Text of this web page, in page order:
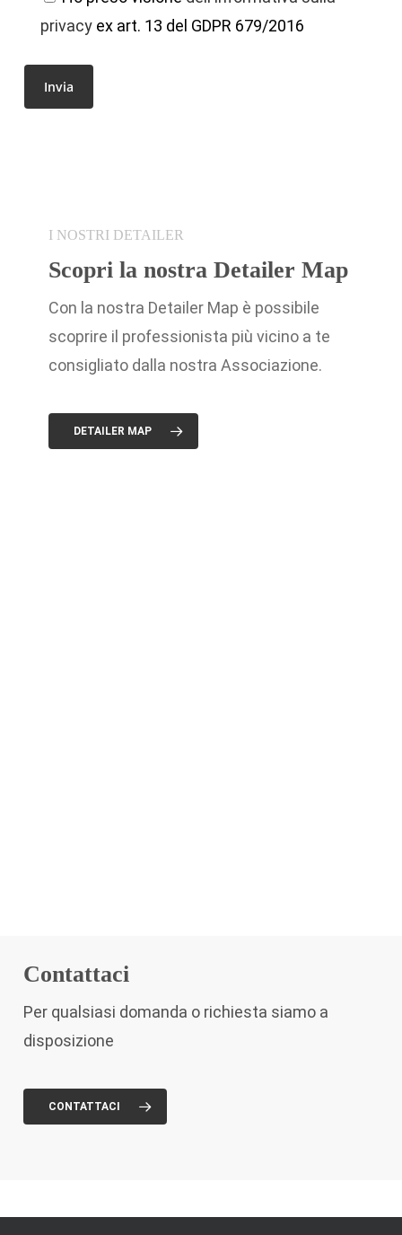
privacy ex art. 13 del GDPR 679/2016
I NOSTRI DETAILER
Scopri la nostra Detailer Map
Con la nostra Detailer Map è possibile
scoprire il professionista più vicino a te
consigliato dalla nostra Associazione.
DETAILER MAP
Contattaci
Per qualsiasi domanda o richiesta siamo a
disposizione
CONTATTACI